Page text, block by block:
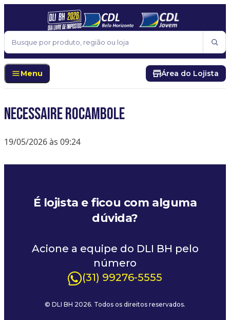
Pular para o conteúdo
Buscar
Menu Área do Lojista
Necessaire rocambole
19/05/2026 às 09:24
É lojista e ficou com alguma
dúvida?
Acione a equipe do DLI BH pelo
número
(31) 99276-5555
© DLI BH 2026. Todos os direitos reservados.